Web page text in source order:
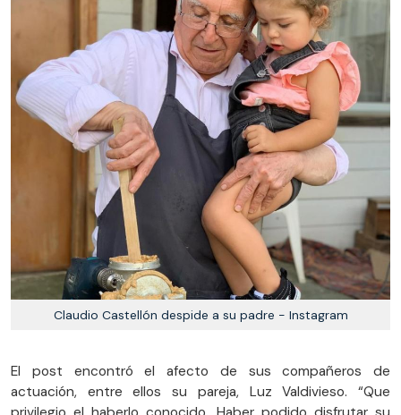
Claudio Castellón despide a su padre - Instagram
El post encontró el afecto de sus compañeros de
actuación, entre ellos su pareja, Luz Valdivieso. “Que